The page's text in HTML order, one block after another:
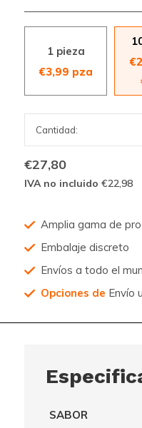
1 pieza
€3,99 pza
€27,80
IVA no incluido €22,98
Amplia gama de
Embalaje discreto
Envíos a todo el
Opciones de Envío
SABOR